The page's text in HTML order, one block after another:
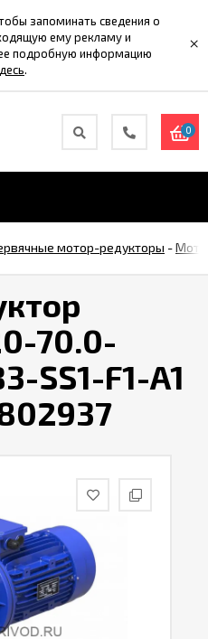
запоминать сведения о
ему рекламу и
подробную информацию
.
×
0
мотор-редукторы -
70.0-
SS1-F1-A1